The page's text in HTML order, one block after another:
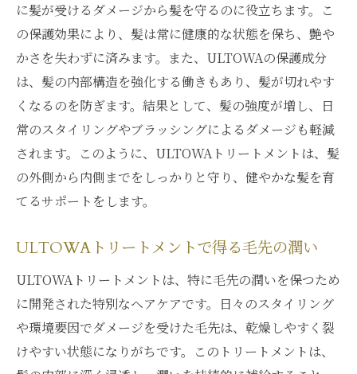
に髪が受けるダメージから髪を守るのに役立ちます。こ
の保護効果により、髪は常に健康的な状態を保ち、艶や
かさを失わずに済みます。また、ULTOWAの保護成分
は、髪の内部構造を強化する働きもあり、髪が切れやす
くなるのを防ぎます。結果として、髪の強度が増し、日
常のスタイリングやブラッシングによるダメージも軽減
されます。このように、ULTOWAトリートメントは、髪
の外側から内側までをしっかりと守り、健やかな髪を育
てるサポートをします。
ULTOWAトリートメントで得る毛先の潤い
ULTOWAトリートメントは、特に毛先の潤いを保つため
に開発された特別なヘアケアです。日々のスタイリング
や環境要因でダメージを受けた毛先は、乾燥しやすく裂
けやすい状態になりがちです。このトリートメントは、